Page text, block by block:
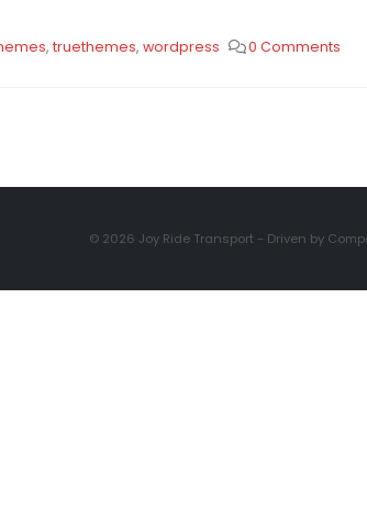
, truethemes, wordpress 0 Comments
© 2026 Joy Ride Transport - Driven by